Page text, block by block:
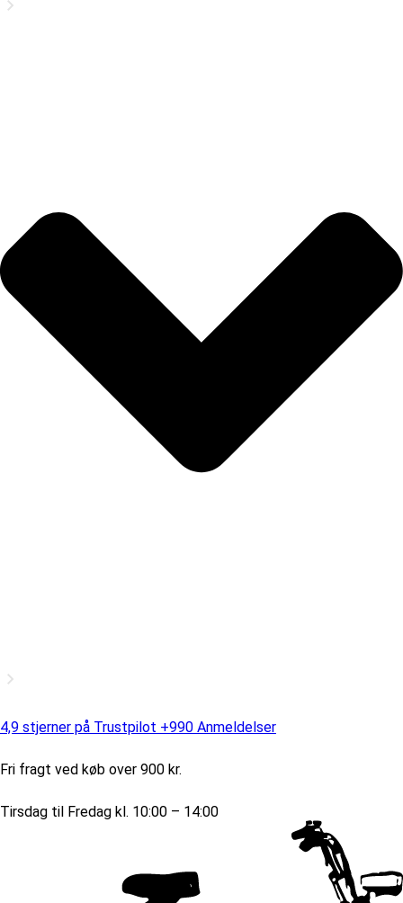
4,9 stjerner på Trustpilot +990 Anmeldelser
Fri fragt ved køb over 900 kr.
Tirsdag til Fredag kl. 10:00 – 14:00